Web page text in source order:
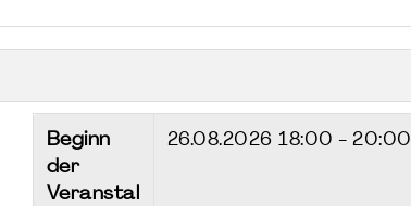
Beginn
der
Veranstal
26.08.202618:00 - 20:00